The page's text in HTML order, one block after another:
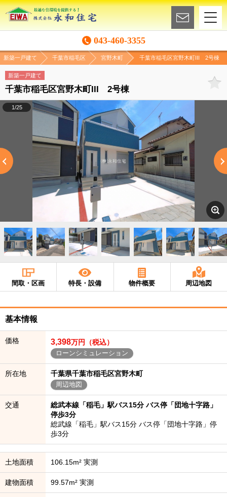
043-460-3355
新築一戸建て 千葉市稲毛区 宮野木町 千葉市稲毛区宮野木町III 2号棟
新築一戸建て
千葉市稲毛区宮野木町III 2号棟
1/25
間取・区画 特長・設備 物件概要 周辺地図
基本情報
価格 3,398万円（税込）
ローンシミュレーション
所在地 千葉県千葉市稲毛区宮野木町
周辺地図
交通
総武本線「稲毛」駅バス15分 バス停「団地十字路」
停歩3分
総武線「稲毛」駅バス15分 バス停「団地十字路」停
歩3分
土地面積 106.15m² 実測
建物面積 99.57m² 実測